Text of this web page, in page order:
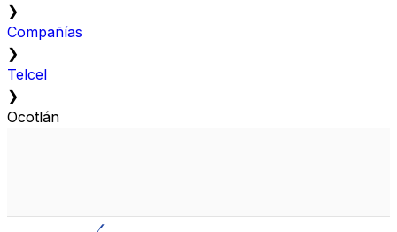
❯
Compañías
❯
Telcel
❯
Ocotlán